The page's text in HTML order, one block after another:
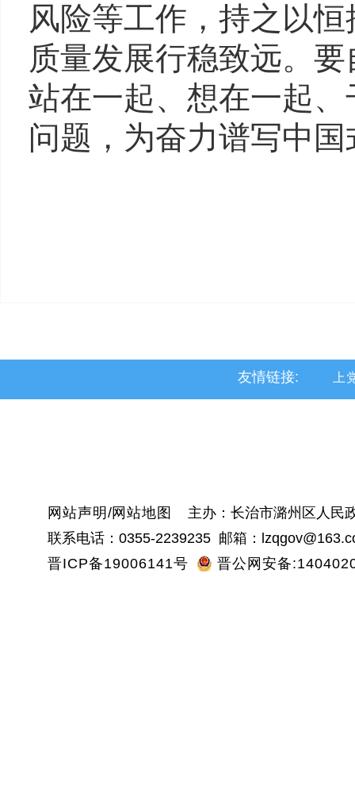
风险等工作，持之以
质量发展行稳致远。
站在一起、想在一起
问题，为奋力谱写中
友情链接: 上
网站声明 /网站地图
主办：长治市潞州区人民
联系电话：0355-2239235 邮箱：
晋ICP备19006141号
晋公网安备